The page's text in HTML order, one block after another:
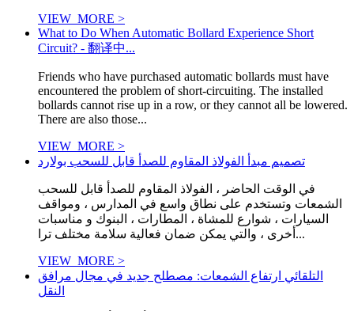
VIEW_MORE >
What to Do When Automatic Bollard Experience Short
Circuit? - 翻译中...
Friends who have purchased automatic bollards must have
encountered the problem of short-circuiting. The installed
bollards cannot rise up in a row, or they cannot all be lowered.
There are also those...
VIEW_MORE >
تصميم مبدأ الفولاذ المقاوم للصدأ قابل للسحب بولارد
في الوقت الحاضر ، الفولاذ المقاوم للصدأ قابل للسحب
الشمعات وتستخدم على نطاق واسع في المدارس ، ومواقف
السيارات ، شوارع للمشاة ، المطارات ، البنوك و مناسبات
أخرى ، والتي يمكن ضمان فعالية سلامة مختلف ترا...
VIEW_MORE >
التلقائي ارتفاع الشمعات: مصطلح جديد في مجال مرافق
النقل